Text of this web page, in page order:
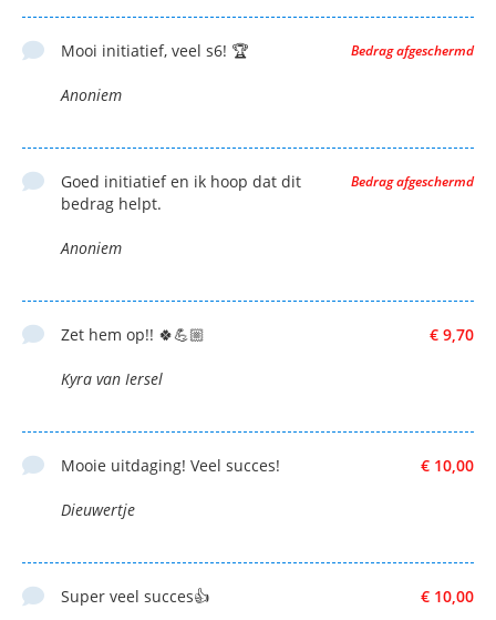
Bedrag afgeschermd
Mooi initiatief, veel s6! 🏆
Anoniem
Bedrag afgeschermd
Goed initiatief en ik hoop dat dit
bedrag helpt.
Anoniem
€ 9,70
Zet hem op!! 🍀💪🏼
Kyra van Iersel
€ 10,00
Mooie uitdaging! Veel succes!
Dieuwertje
€ 10,00
Super veel succes👍